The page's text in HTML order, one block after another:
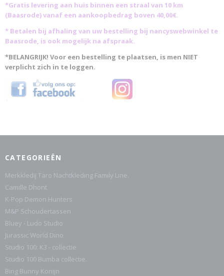
*Gratis levering aan huis binnen een straal van 10 km
(Baasrode)vanaf een aankoopbedrag boven 40,00€.
* Betalen bij afhaling van uw bestelling bij nancyswebwinkel te
Baasrode, is ook mogelijk na afspraak.
*BELANGRIJK! Voor een bestelling te plaatsen, is men NIET
verplicht zich in te loggen.
CATEGORIEËN
Merkkledij Taro Nachtkleding Family Line.
Camille Dhont
K-Pop Demon Hunters
M&P Schoudertassen
Bluey - Ludo Studio
Jurassic World Dino
Studio 100: K3 - collectie
Studio 100 Bumba collectie.
Bing Bunny Konijn